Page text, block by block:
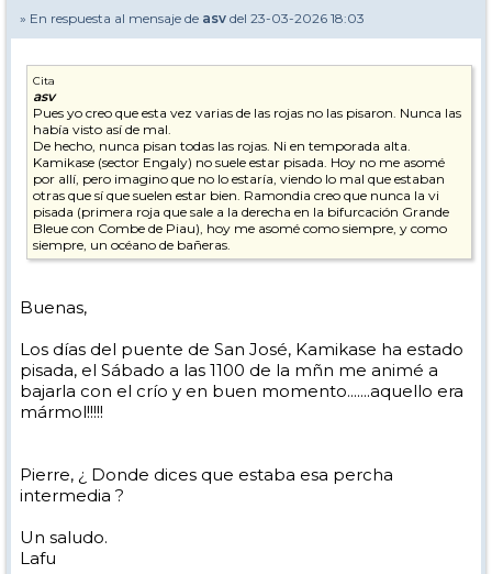
» En respuesta al mensaje de asv del 23-03-2026 18:03
Cita
asv
Pues yo creo que esta vez varias de las rojas no las pisaron. Nunca las
había visto así de mal.
De hecho, nunca pisan todas las rojas. Ni en temporada alta.
Kamikase (sector Engaly) no suele estar pisada. Hoy no me asomé
por allí, pero imagino que no lo estaría, viendo lo mal que estaban
otras que sí que suelen estar bien. Ramondia creo que nunca la vi
pisada (primera roja que sale a la derecha en la bifurcación Grande
Bleue con Combe de Piau), hoy me asomé como siempre, y como
siempre, un océano de bañeras.
Buenas,
Los días del puente de San José, Kamikase ha estado
pisada, el Sábado a las 1100 de la mñn me animé a
bajarla con el crío y en buen momento.......aquello era
mármol!!!!!
Pierre, ¿ Donde dices que estaba esa percha
intermedia ?
Un saludo.
Lafu